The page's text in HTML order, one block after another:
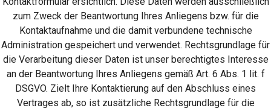
zum Zweck der Beantwortung Ihres Anliegens bzw. für die
Kontaktaufnahme und die damit verbundene technische
Administration gespeichert und verwendet. Rechtsgrundlage für
die Verarbeitung dieser Daten ist unser berechtigtes Interesse
an der Beantwortung Ihres Anliegens gemäß Art. 6 Abs. 1 lit. f
DSGVO. Zielt Ihre Kontaktierung auf den Abschluss eines
Vertrages ab, so ist zusätzliche Rechtsgrundlage für die